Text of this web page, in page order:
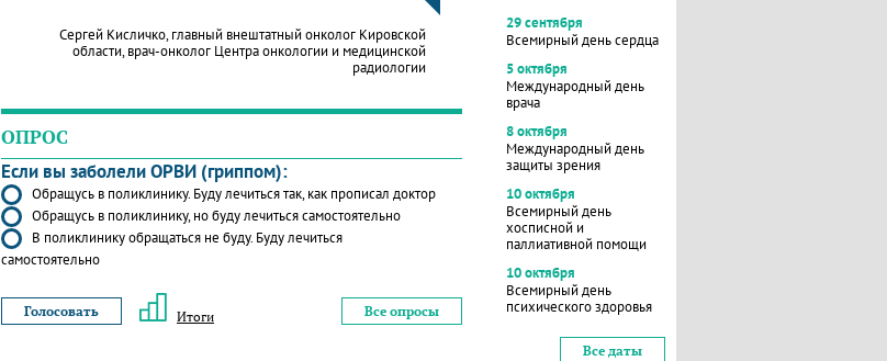
Сергей Кисличко, главный внештатный онколог Кировской
области, врач-онколог Центра онкологии и медицинской
радиологии
ОПРОС
Если вы заболели ОРВИ (гриппом):
Обращусь в поликлинику. Буду лечиться так, как прописал доктор
Обращусь в поликлинику, но буду лечиться самостоятельно
В поликлинику обращаться не буду. Буду лечиться
самостоятельно
Итоги Все опросы
29 сентября
Всемирный день сердца
5 октября
Международный день
врача
8 октября
Международный день
защиты зрения
10 октября
Всемирный день
хосписной и
паллиативной помощи
10 октября
Всемирный день
психического здоровья
Все даты